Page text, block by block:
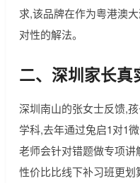
求,该品牌在作为粤港澳
对性的解法。
二、深圳家长真
深圳南山的张女士反馈,
学科,去年通过兔启1对1
老师会针对错题做专项
性价比比线下补习班更